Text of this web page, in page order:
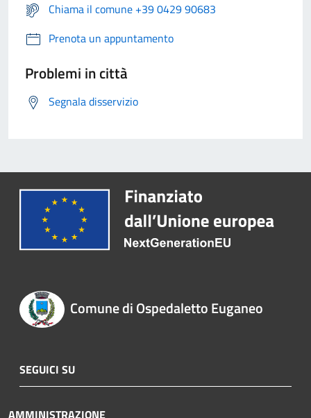
Chiama il comune +39 0429 90683
Prenota un appuntamento
Problemi in città
Segnala disservizio
Comune di Ospedaletto Euganeo
SEGUICI SU
AMMINISTRAZIONE